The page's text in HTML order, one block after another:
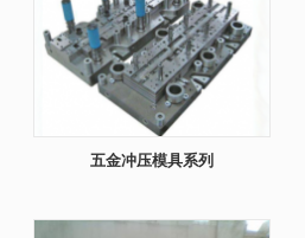
五金冲压模具系列